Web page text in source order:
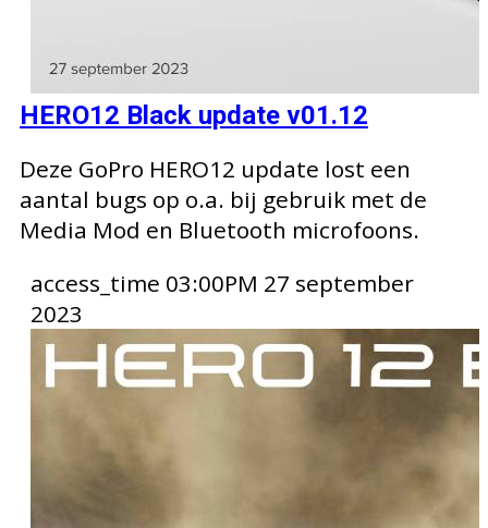
HERO12 Black update v01.12
Deze GoPro HERO12 update lost een
aantal bugs op o.a. bij gebruik met de
Media Mod en Bluetooth microfoons.
access_time 03:00PM 27 september
2023